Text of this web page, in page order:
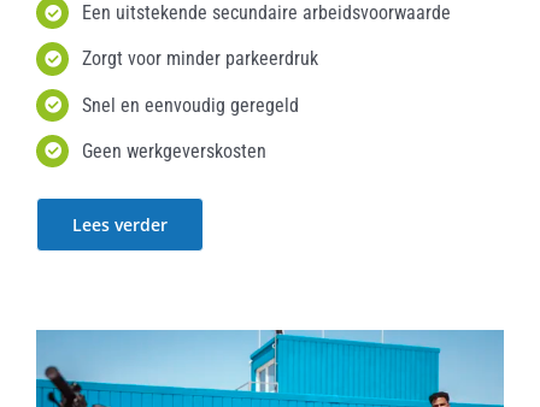
Een uitstekende secundaire arbeidsvoorwaarde
Zorgt voor minder parkeerdruk
Snel en eenvoudig geregeld
Geen werkgeverskosten
Lees verder